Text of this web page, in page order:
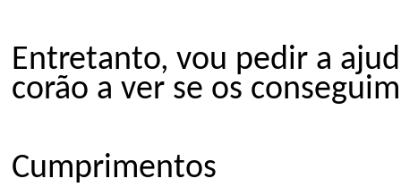
Entretanto, vou pedir a aju
corão a ver se os
Cumprimentos